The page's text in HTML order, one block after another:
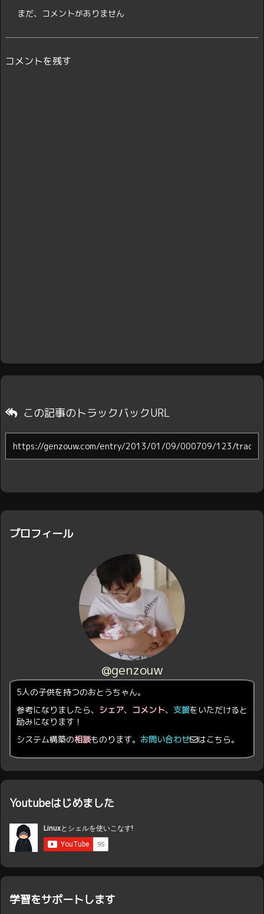
まだ、コメントがありません
コメントを残す
この記事のトラックバックURL
プロフィール
@genzouw
5人の子供を持つのおとうちゃん。
参考になりましたら、 シェア、 コメント、 支援をいただけると
励みになります！
システム構築の相談ものります。 お問い合わせ はこちら。
Youtubeはじめました
学習をサポートします